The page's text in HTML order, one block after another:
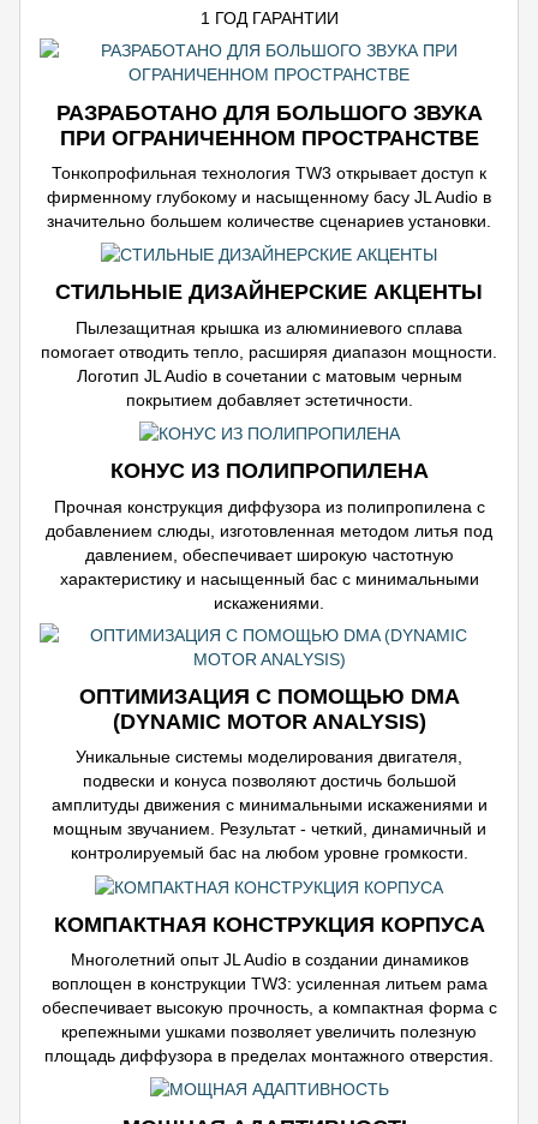
1 ГОД ГАРАНТИИ
РАЗРАБОТАНО ДЛЯ БОЛЬШОГО ЗВУКА
ПРИ ОГРАНИЧЕННОМ ПРОСТРАНСТВЕ
Тонкопрофильная технология TW3 открывает доступ к
фирменному глубокому и насыщенному басу JL Audio в
значительно большем количестве сценариев установки.
СТИЛЬНЫЕ ДИЗАЙНЕРСКИЕ АКЦЕНТЫ
Пылезащитная крышка из алюминиевого сплава
помогает отводить тепло, расширяя диапазон мощности.
Логотип JL Audio в сочетании с матовым черным
покрытием добавляет эстетичности.
КОНУС ИЗ ПОЛИПРОПИЛЕНА
Прочная конструкция диффузора из полипропилена с
добавлением слюды, изготовленная методом литья под
давлением, обеспечивает широкую частотную
характеристику и насыщенный бас с минимальными
искажениями.
ОПТИМИЗАЦИЯ С ПОМОЩЬЮ DMA
(DYNAMIC MOTOR ANALYSIS)
Уникальные системы моделирования двигателя,
подвески и конуса позволяют достичь большой
амплитуды движения с минимальными искажениями и
мощным звучанием. Результат - четкий, динамичный и
контролируемый бас на любом уровне громкости.
КОМПАКТНАЯ КОНСТРУКЦИЯ КОРПУСА
Многолетний опыт JL Audio в создании динамиков
воплощен в конструкции TW3: усиленная литьем рама
обеспечивает высокую прочность, а компактная форма с
крепежными ушками позволяет увеличить полезную
площадь диффузора в пределах монтажного отверстия.